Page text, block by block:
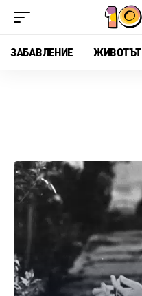
ЗАБАВЛЕНИЕ ЖИВОТЪТ